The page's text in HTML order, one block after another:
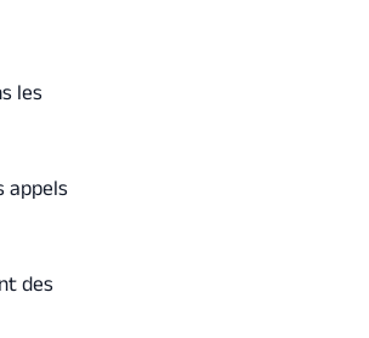
les
appels
des